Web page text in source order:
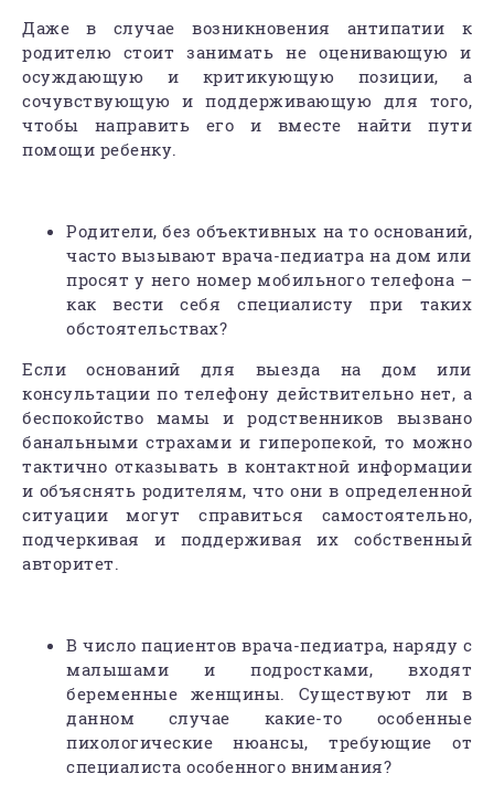
Даже в случае возникновения антипатии к
родителю стоит занимать не оценивающую и
осуждающую и критикующую позиции, а
сочувствующую и поддерживающую для того,
чтобы направить его и вместе найти пути
помощи ребенку.
Родители, без объективных на то оснований,
часто вызывают врача-педиатра на дом или
просят у него номер мобильного телефона –
как вести себя специалисту при таких
обстоятельствах?
Если оснований для выезда на дом или
консультации по телефону действительно нет, а
беспокойство мамы и родственников вызвано
банальными страхами и гиперопекой, то можно
тактично отказывать в контактной информации
и объяснять родителям, что они в определенной
ситуации могут справиться самостоятельно,
подчеркивая и поддерживая их собственный
авторитет.
В число пациентов врача-педиатра, наряду с
малышами и подростками, входят
беременные женщины. Существуют ли в
данном случае какие-то особенные
пихологические нюансы, требующие от
специалиста особенного внимания?